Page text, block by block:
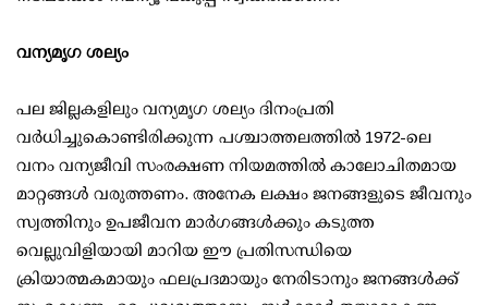
വന്യമൃഗ ശല്യം
പല ജില്ലകളിലും വന്യമൃഗ ശല്യം ദിനംപ്രതി
വര്‍ധിച്ചുകൊണ്ടിരിക്കുന്ന പശ്ചാത്തലത്തില്‍ 1972-ലെ
വനം വന്യജീവി സംരക്ഷണ നിയമത്തില്‍ കാലോചിതമായ
മാറ്റങ്ങള്‍ വരുത്തണം. അനേക ലക്ഷം ജനങ്ങളുടെ ജീവനും
സ്വത്തിനും ഉപജീവന മാര്‍ഗങ്ങള്‍ക്കും കടുത്ത
വെല്ലുവിളിയായി മാറിയ ഈ പ്രതിസന്ധിയെ
ക്രിയാത്മകമായും ഫലപ്രദമായും നേരിടാനും ജനങ്ങള്‍ക്ക്